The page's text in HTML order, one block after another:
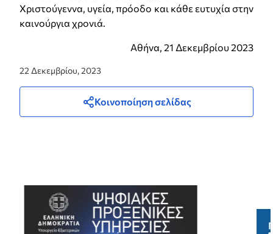
Χριστούγεννα, υγεία, πρόοδο και κάθε ευτυχία στην
καινούργια χρονιά.
Αθήνα, 21 Δεκεμβρίου 2023
22 Δεκεμβρίου, 2023
Κοινοποίηση σελίδας